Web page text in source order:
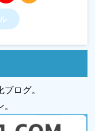
ログ。